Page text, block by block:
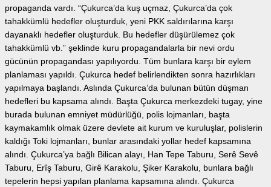
propaganda vardı. “Çukurca’da kuş uçmaz, Çukurca’da çok
tahakkümlü hedefler oluşturduk, yeni PKK saldırılarına karşı
dayanaklı hedefler oluşturduk. Bu hedefler düşürülemez çok
tahakkümlü vb.” şeklinde kuru propagandalarla bir nevi ordu
gücünün propagandası yapılıyordu. Tüm bunlara karşı bir eylem
planlaması yapıldı. Çukurca hedef belirlendikten sonra hazırlıkları
yapılmaya başlandı. Aslında Çukurca’da bulunan bütün düşman
hedefleri bu kapsama alındı. Başta Çukurca merkezdeki tugay, yine
burada bulunan emniyet müdürlüğü, polis lojmanları, başta
kaymakamlık olmak üzere devlete ait kurum ve kuruluşlar, polislerin
kaldığı Toki lojmanları, bunlar arasındaki yollar hedef kapsamına
alındı. Çukurca’ya bağlı Bilican alayı, Han Tepe Taburu, Serê Sevê
Taburu, Erîş Taburu, Girê Karakolu, Şiker Karakolu, bunlara bağlı
tepelerin hepsi yapılan planlama kapsamına alındı. Çukurca